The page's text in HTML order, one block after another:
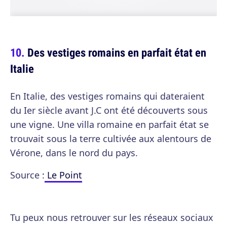
Des vestiges romains en parfait état en
Italie
En Italie, des vestiges romains qui dateraient
du Ier siècle avant J.C ont été découverts sous
une vigne. Une villa romaine en parfait état se
trouvait sous la terre cultivée aux alentours de
Vérone, dans le nord du pays.
Source : Le Point
Tu peux nous retrouver sur les réseaux sociaux